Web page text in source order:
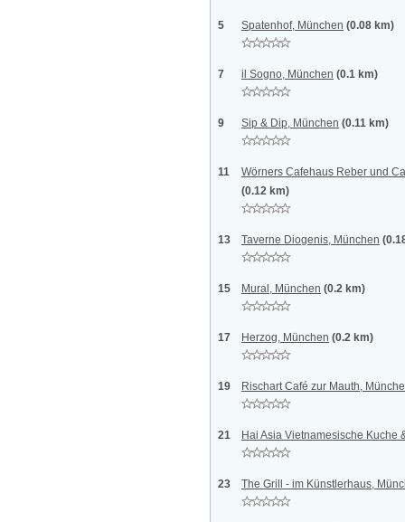
5 Spatenhof, München (0.08 km)
7 il Sogno, München (0.1 km)
9 Sip & Dip, München (0.11 km)
11
Wörners Cafehaus Reber und
(0.12 km)
13 Taverne Diogenis, München
15 Mural, München (0.2 km)
17 Herzog, München (0.2 km)
19 Rischart Café zur Mauth,
21 Hai Asia Vietnamesische Kuche
23 The Grill - im Künstlerhaus,